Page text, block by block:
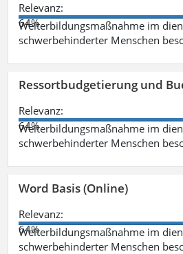
Relevanz:
64%
Weiterbildungsmaßnahme im
schwerbehinderter Menschen
Ressortbudgetierung und
Relevanz:
64%
Weiterbildungsmaßnahme im
schwerbehinderter Menschen
Word Basis (Online)
Relevanz:
64%
Weiterbildungsmaßnahme im
schwerbehinderter Menschen